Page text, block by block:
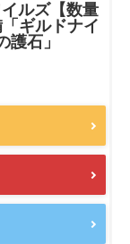
ルズ【数量
ギルドナイ
護石」